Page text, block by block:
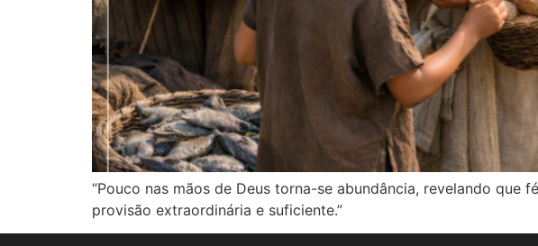
“Pouco nas mãos de Deus torna-se abundância, revelando
provisão extraordinária e suficiente.”